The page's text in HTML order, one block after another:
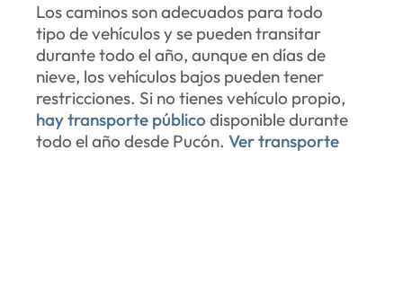
Los caminos son adecuados para todo
tipo de vehículos y se pueden transitar
durante todo el año, aunque en días de
nieve, los vehículos bajos pueden tener
restricciones. Si no tienes vehículo propio,
hay transporte público disponible durante
todo el año desde Pucón. Ver transporte